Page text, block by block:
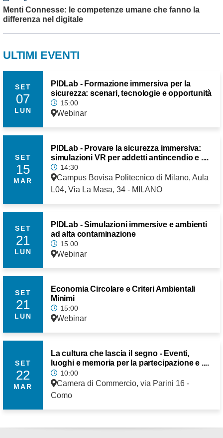
Menti Connesse: le competenze umane che fanno la
differenza nel digitale
ULTIMI EVENTI
SET
07
LUN
PIDLab - Formazione immersiva per la
sicurezza: scenari, tecnologie e opportunità
15:00
Webinar
SET
15
MAR
PIDLab - Provare la sicurezza immersiva:
simulazioni VR per addetti antincendio e ....
14:30
Campus Bovisa Politecnico di Milano, Aula
L04, Via La Masa, 34 - MILANO
SET
21
LUN
PIDLab - Simulazioni immersive e ambienti
ad alta contaminazione
15:00
Webinar
SET
21
LUN
Economia Circolare e Criteri Ambientali
Minimi
15:00
Webinar
SET
22
MAR
La cultura che lascia il segno - Eventi,
luoghi e memoria per la partecipazione e ....
10:00
Camera di Commercio, via Parini 16 -
Como